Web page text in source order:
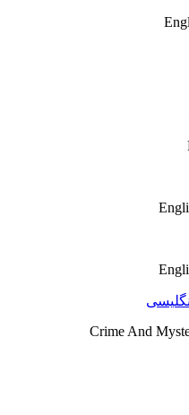
Crime And